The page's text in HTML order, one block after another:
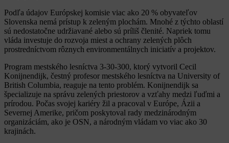
Podľa údajov Európskej komisie viac ako 20 % obyvateľov
Slovenska nemá prístup k zeleným plochám. Mnohé z týchto oblastí
sú nedostatočne udržiavané alebo sú príliš členité. Napriek tomu
vláda investuje do rozvoja miest a ochrany zelených plôch
prostredníctvom rôznych environmentálnych iniciatív a projektov.
Program mestského lesníctva 3-30-300, ktorý vytvoril Cecil
Konijnendijk, čestný profesor mestského lesníctva na University of
British Columbia, reaguje na tento problém. Konijnendijk sa
špecializuje na správu zelených priestorov a vzťahy medzi ľuďmi a
prírodou. Počas svojej kariéry žil a pracoval v Európe, Ázii a
Severnej Amerike, pričom poskytoval rady medzinárodným
organizáciám, ako je OSN, a národným vládam vo viac ako 30
krajinách.